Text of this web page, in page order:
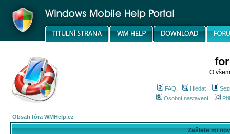
O
FAQ Hledat
Osobní nastavení
Obsah fóra WMHelp.cz
Zašlete mi